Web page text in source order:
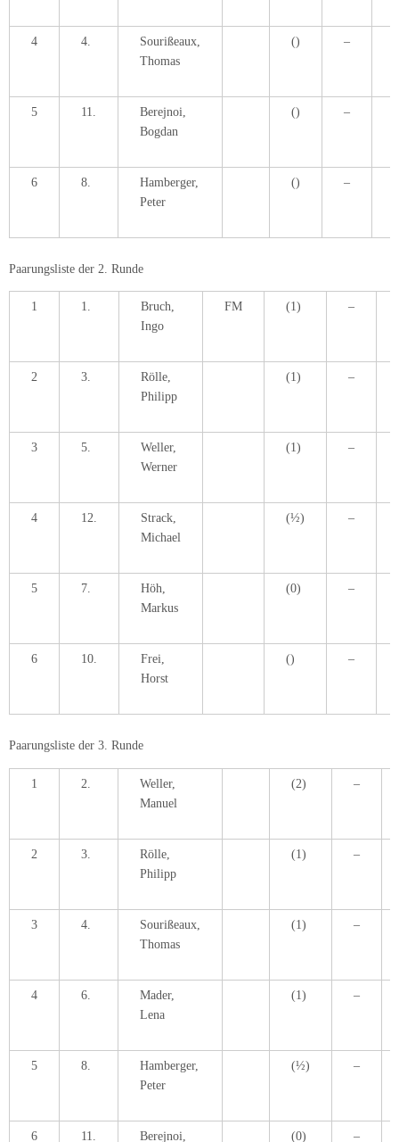
4 4.
Sourißeaux,
Thomas
() –
5 11.
Berejnoi,
Bogdan
() –
6 8.
Hamberger,
Peter
() –
Paarungsliste der 2. Runde
1 1.
Bruch,
Ingo
FM (1) –
2 3.
Rölle,
Philipp
(1) –
3 5.
Weller,
Werner
(1) –
4 12.
Strack,
Michael
(½) –
5 7.
Höh,
Markus
(0) –
6 10.
Frei,
Horst
() –
Paarungsliste der 3. Runde
1 2.
Weller,
Manuel
(2) –
2 3.
Rölle,
Philipp
(1) –
3 4.
Sourißeaux,
Thomas
(1) –
4 6.
Mader,
Lena
(1) –
5 8.
Hamberger,
Peter
(½) –
6 11.
Berejnoi,
(0) –